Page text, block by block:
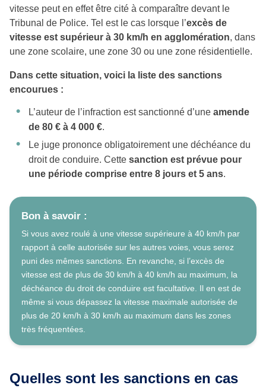
vitesse peut en effet être cité à comparaître devant le
Tribunal de Police. Tel est le cas lorsque l’excès de
vitesse est supérieur à 30 km/h en agglomération, dans
une zone scolaire, une zone 30 ou une zone résidentielle.
Dans cette situation, voici la liste des sanctions
encourues :
L’auteur de l’infraction est sanctionné d’une amende
de 80 € à 4 000 €.
Le juge prononce obligatoirement une déchéance du
droit de conduire. Cette sanction est prévue pour
une période comprise entre 8 jours et 5 ans.
Bon à savoir :
Si vous avez roulé à une vitesse supérieure à 40 km/h par
rapport à celle autorisée sur les autres voies, vous serez
puni des mêmes sanctions. En revanche, si l’excès de
vitesse est de plus de 30 km/h à 40 km/h au maximum, la
déchéance du droit de conduire est facultative. Il en est de
même si vous dépassez la vitesse maximale autorisée de
plus de 20 km/h à 30 km/h au maximum dans les zones
très fréquentées.
Quelles sont les sanctions en cas